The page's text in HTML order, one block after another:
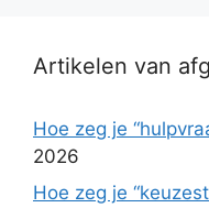
Artikelen van
Hoe zeg je
2026
Hoe zeg je